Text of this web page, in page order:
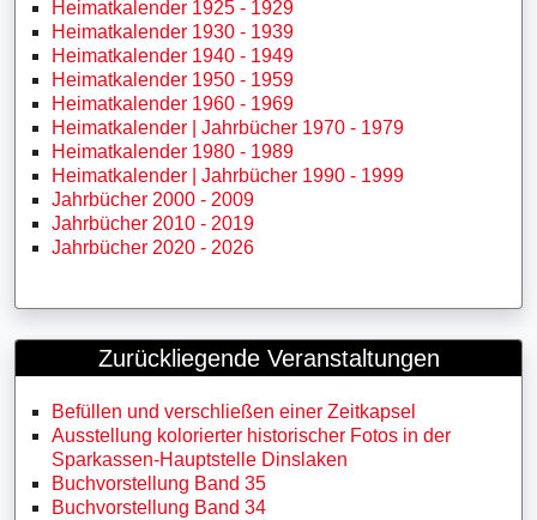
Heimatkalender 1925 - 1929
Heimatkalender 1930 - 1939
Heimatkalender 1940 - 1949
Heimatkalender 1950 - 1959
Heimatkalender 1960 - 1969
Heimatkalender | Jahrbücher 1970 - 1979
Heimatkalender 1980 - 1989
Heimatkalender | Jahrbücher 1990 - 1999
Jahrbücher 2000 - 2009
Jahrbücher 2010 - 2019
Jahrbücher 2020 - 2026
Zurückliegende Veranstaltungen
Befüllen und verschließen einer Zeitkapsel
Ausstellung kolorierter historischer Fotos in der
Sparkassen-Hauptstelle Dinslaken
Buchvorstellung Band 35
Buchvorstellung Band 34